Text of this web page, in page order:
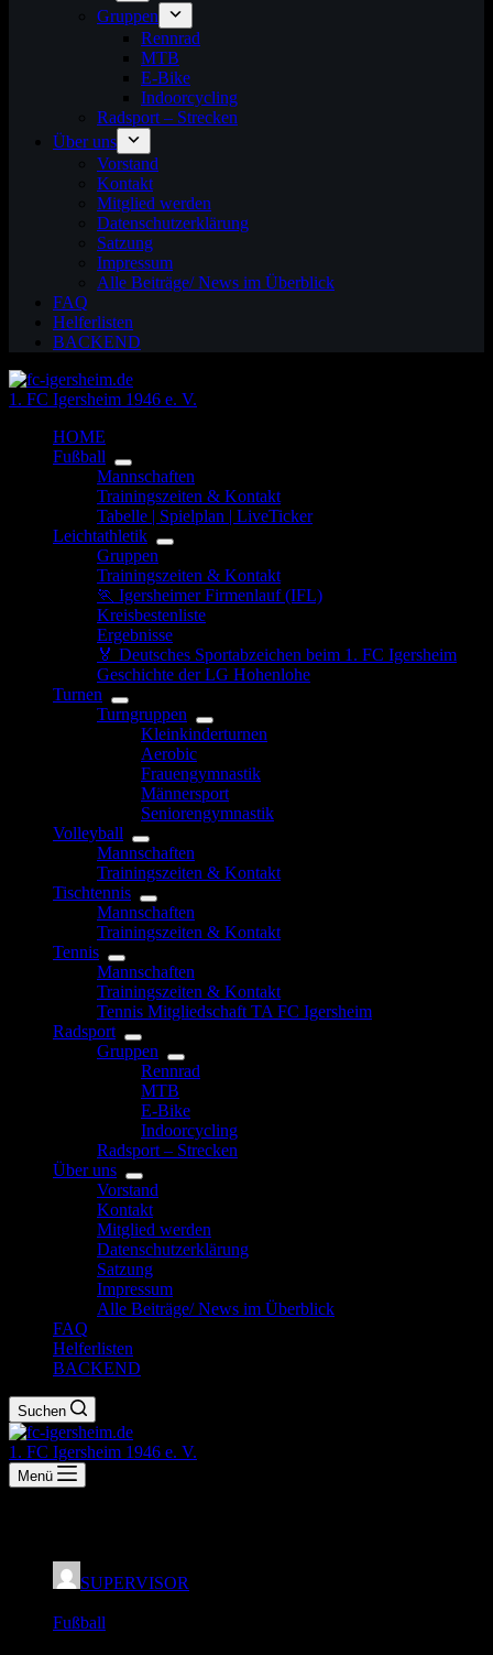
Gruppen
Rennrad
MTB
E-Bike
Indoorcycling
Radsport – Strecken
Über uns
Vorstand
Kontakt
Mitglied werden
Datenschutzerklärung
Satzung
Impressum
Alle Beiträge/ News im Überblick
FAQ
Helferlisten
BACKEND
1. FC Igersheim 1946 e. V.
HOME
Fußball
Mannschaften
Trainingszeiten & Kontakt
Tabelle | Spielplan | LiveTicker
Leichtathletik
Gruppen
Trainingszeiten & Kontakt
🏃 Igersheimer Firmenlauf (IFL)
Kreisbestenliste
Ergebnisse
🏅 Deutsches Sportabzeichen beim 1. FC Igersheim
Geschichte der LG Hohenlohe
Turnen
Turngruppen
Kleinkinderturnen
Aerobic
Frauengymnastik
Männersport
Seniorengymnastik
Volleyball
Mannschaften
Trainingszeiten & Kontakt
Tischtennis
Mannschaften
Trainingszeiten & Kontakt
Tennis
Mannschaften
Trainingszeiten & Kontakt
Tennis Mitgliedschaft TA FC Igersheim
Radsport
Gruppen
Rennrad
MTB
E-Bike
Indoorcycling
Radsport – Strecken
Über uns
Vorstand
Kontakt
Mitglied werden
Datenschutzerklärung
Satzung
Impressum
Alle Beiträge/ News im Überblick
FAQ
Helferlisten
BACKEND
Suchen
1. FC Igersheim 1946 e. V.
Menü
SUPERVISOR
Fußball